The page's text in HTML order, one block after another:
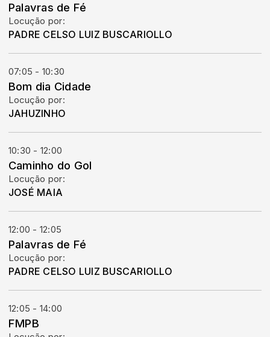
Palavras de Fé
Locução por:
PADRE CELSO LUIZ BUSCARIOLLO
07:05 - 10:30
Bom dia Cidade
Locução por:
JAHUZINHO
10:30 - 12:00
Caminho do Gol
Locução por:
JOSÉ MAIA
12:00 - 12:05
Palavras de Fé
Locução por:
PADRE CELSO LUIZ BUSCARIOLLO
12:05 - 14:00
FMPB